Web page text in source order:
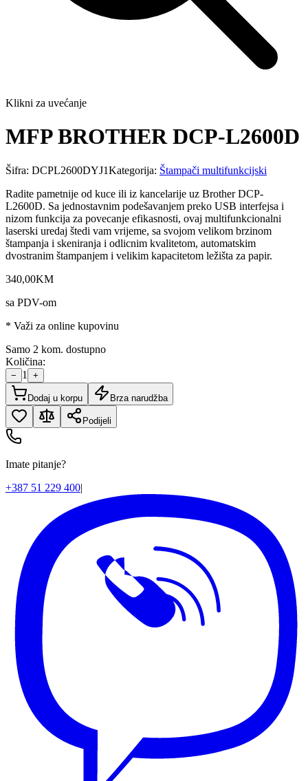
Klikni za uvećanje
MFP BROTHER DCP-L2600D
Šifra: DCPL2600DYJ1Kategorija: Štampači multifunkcijski
Radite pametnije od kuce ili iz kancelarije uz Brother DCP-
L2600D. Sa jednostavnim podešavanjem preko USB interfejsa i
nizom funkcija za povecanje efikasnosti, ovaj multifunkcionalni
laserski uredaj štedi vam vrijeme, sa svojom velikom brzinom
štampanja i skeniranja i odlicnim kvalitetom, automatskim
dvostranim štampanjem i velikim kapacitetom ležišta za papir.
340,00KM
sa PDV-om
* Važi za online kupovinu
Samo 2 kom. dostupno
Količina:
− 1 +
Dodaj u korpu Brza narudžba
Podijeli
Imate pitanje?
+387 51 229 400|